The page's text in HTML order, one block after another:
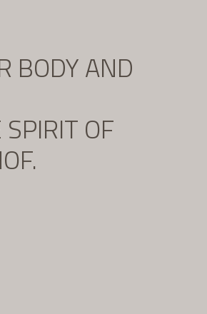
BODY AND
OF